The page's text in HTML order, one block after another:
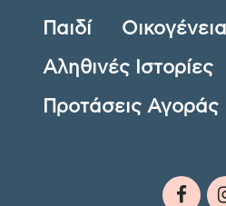
Παιδί Οικογένεια
Αληθινές Ιστορίες
Προτάσεις Αγοράς